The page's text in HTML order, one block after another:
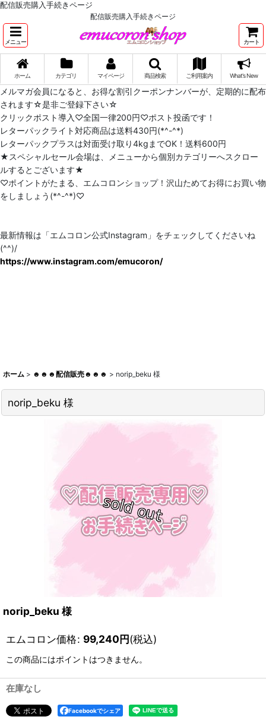
配信販売購入手続きページ
配信販売購入手続きページ
メニュー カート
ホーム カテゴリ マイページ 商品検索 ご利用案内 What's New
メルマガ会員になると、お得な割引クーポンナンバーが、定期的に配布
されます☆是非ご登録下さい☆
クリックポスト導入♡全国一律200円♡ポスト投函です！
レターパックライト対応商品は送料430円(*^-^*)
レターパックプラスは対面受け取り4kgまでOK！送料600円
★スペシャルセール会場は、メニューから個別カテゴリーへスクロー
ルするとございます★
♡ポイントがたまる、エムコロンショップ！沢山ためてお得にお買い物
をしましょう(*^-^*)♡
最新情報は「エムコロン公式Instagram」をチェックしてくださいね
(^^)/
https://www.instagram.com/emucoron/
ホーム > ☻☻☻配信販売☻☻☻ > norip_beku 様
norip_beku 様
norip_beku 様
エムコロン価格: 99,240円(税込)
この商品にはポイントはつきません。
在庫なし
Facebookでシェア